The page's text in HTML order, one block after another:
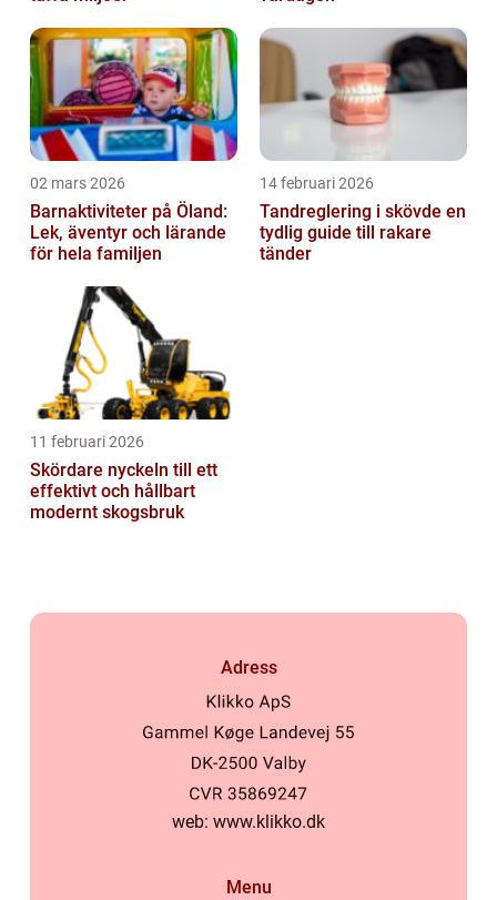
02 mars 2026
Barnaktiviteter på Öland:
Lek, äventyr och lärande
för hela familjen
14 februari 2026
Tandreglering i skövde en
tydlig guide till rakare
tänder
11 februari 2026
Skördare nyckeln till ett
effektivt och hållbart
modernt skogsbruk
Adress
web: www.klikko.dk
Menu